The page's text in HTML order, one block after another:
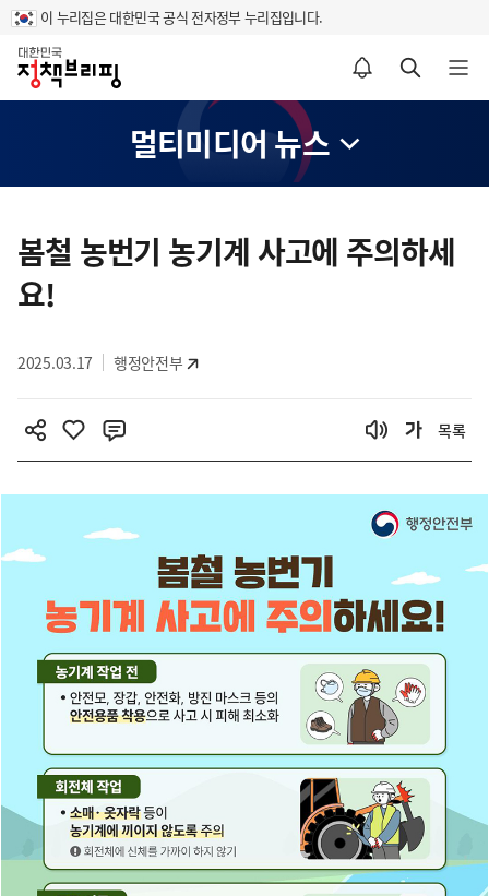
이 누리집은 대한민국 공식 전자정부 누리집입니다.
홈
알림설정 바로가기 검색 바로가기 메뉴 열기
멀티미디어 뉴스
텐
츠
영
봄철 농번기 농기계 사고에 주의하세
요!
2025.03.17 행정안전부
목록